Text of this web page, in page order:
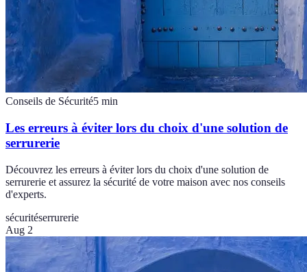
Conseils de Sécurité5 min
Les erreurs à éviter lors du choix d'une solution de
serrurerie
Découvrez les erreurs à éviter lors du choix d'une solution de
serrurerie et assurez la sécurité de votre maison avec nos conseils
d'experts.
sécuritéserrurerie
Aug 2